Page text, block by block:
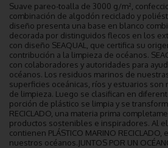
Suave pareo-toalla de 3000 g/m²,
combinación de algodón reciclado y
diseño presenta una base en blanco
decorada por distinguidos flecos en los
con diseño SEAQUAL, que certifica su
contribución a la limpieza de océanos.
con colaboradores y autoridades para
océanos. Los residuos marinos de
superficies oceánicas, ríos y estuarios
de limpieza. Luego se clasifican en
porción de plástico se limpia y se
RECICLADO, una materia prima
productos sostenibles e inspiradores. Al
contienen PLÁSTICO MARINO
nuestros océanos.JUNTOS POR UN